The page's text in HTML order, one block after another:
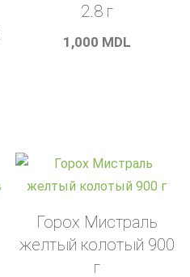
2.8 г
1,000 MDL
Горох Мистраль
желтый колотый 900
г